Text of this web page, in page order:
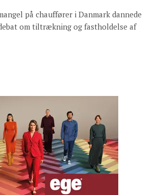
på chauffører i Danmark dannede
om tiltrækning og fastholdelse af